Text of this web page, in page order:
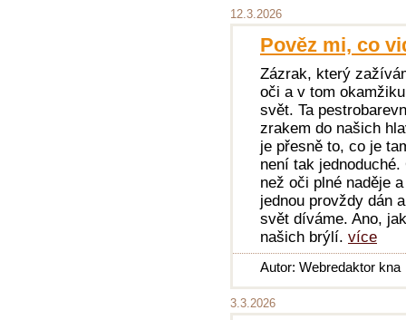
12.3.2026
Pověz mi, co
Zázrak, který
oči a v tom
svět. Ta
zrakem do našich
je přesně to, co je
není tak
než oči plné naděje
jednou provždy dán
svět díváme. Ano,
našich brýlí. více
Autor: Webredaktor kna
3.3.2026